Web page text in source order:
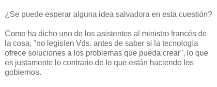
¿Se puede esperar alguna idea salvadora en esta cuestión?
Como ha dicho uno de los asistentes al ministro francés de
la cosa, "no legislen Vds. antes de saber si la tecnología
ofrece soluciones a los problemas que pueda crear", lo que
es justamente lo contrario de lo que están haciendo los
gobiernos.